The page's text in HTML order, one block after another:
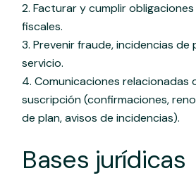
Facturar y cumplir
fiscales.
Prevenir fraude, incidencias de
servicio.
Comunicaciones relacionadas
suscripción (confirmaciones,
de plan, avisos de incidencias).
Bases jurídicas